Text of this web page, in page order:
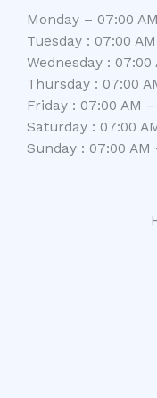
Monday – 07:00
Tuesday : 07:00
Wednesday : 07:00
Thursday : 07:00
Friday : 07:00 AM
Saturday : 07:00
Sunday : 07:00 AM